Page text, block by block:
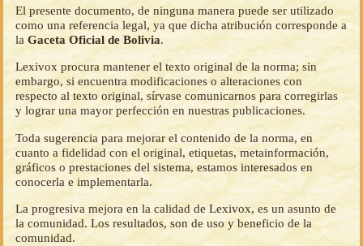
El presente documento, de ninguna manera puede ser utilizado
como una referencia legal, ya que dicha atribución corresponde a
laGaceta Oficial de Bolivia.
Lexivox procura mantener el texto original de la norma; sin
embargo, si encuentra modificaciones o alteraciones con
respecto al texto original, sírvase comunicarnos para corregirlas
y lograr una mayor perfección en nuestras publicaciones.
Toda sugerencia para mejorar el contenido de la norma, en
cuanto a fidelidad con el original, etiquetas, metainformación,
gráficos o prestaciones del sistema, estamos interesados en
conocerla e implementarla.
La progresiva mejora en la calidad de Lexivox, es un asunto de
la comunidad. Los resultados, son de uso y beneficio de la
comunidad.